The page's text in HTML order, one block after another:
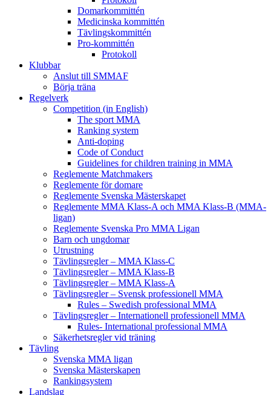
Domarkommittén
Medicinska kommittén
Tävlingskommittén
Pro-kommittén
Protokoll
Klubbar
Anslut till SMMAF
Börja träna
Regelverk
Competition (in English)
The sport MMA
Ranking system
Anti-doping
Code of Conduct
Guidelines for children training in MMA
Reglemente Matchmakers
Reglemente för domare
Reglemente Svenska Mästerskapet
Reglemente MMA Klass-A och MMA Klass-B (MMA-
ligan)
Reglemente Svenska Pro MMA Ligan
Barn och ungdomar
Utrustning
Tävlingsregler – MMA Klass-C
Tävlingsregler – MMA Klass-B
Tävlingsregler – MMA Klass-A
Tävlingsregler – Svensk professionell MMA
Rules – Swedish professional MMA
Tävlingsregler – Internationell professionell MMA
Rules- International professional MMA
Säkerhetsregler vid träning
Tävling
Svenska MMA ligan
Svenska Mästerskapen
Rankingsystem
Landslag